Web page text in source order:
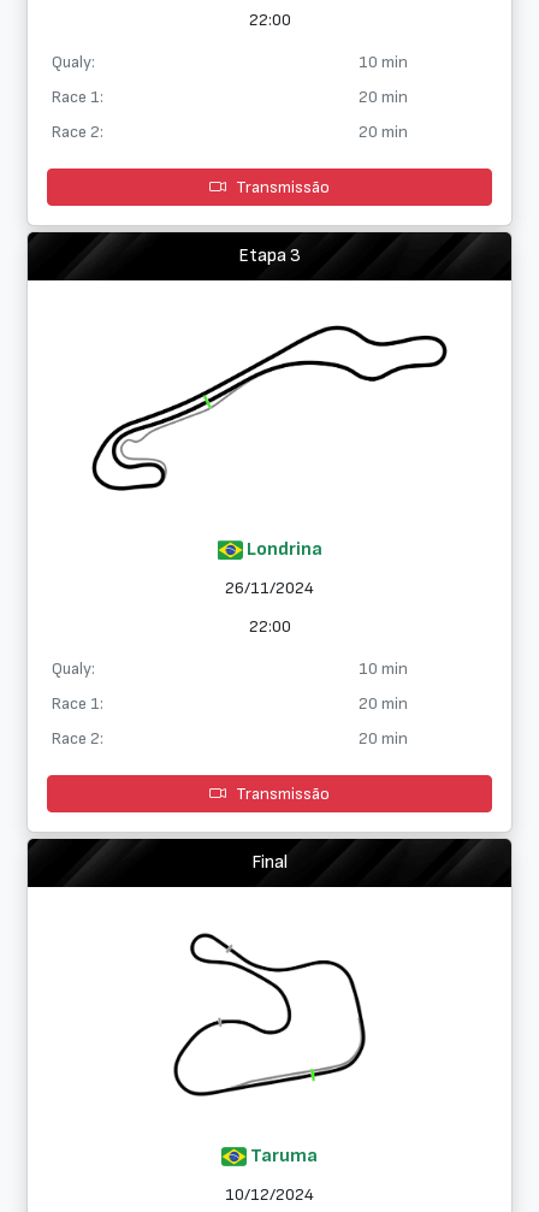
22:00
Qualy:
10 min
Race 1:
20 min
Race 2:
20 min
Transmissão
Etapa 3
Londrina
26/11/2024
22:00
Qualy:
10 min
Race 1:
20 min
Race 2:
20 min
Transmissão
Final
Taruma
10/12/2024